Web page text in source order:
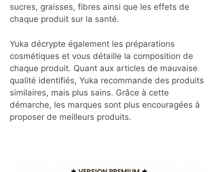
sucres, graisses, fibres ainsi que les effets de
chaque produit sur la santé.
Yuka décrypte également les préparations
cosmétiques et vous détaille la composition de
chaque produit. Quant aux articles de mauvaise
qualité identifiés, Yuka recommande des produits
similaires, mais plus sains. Grâce à cette
démarche, les marques sont plus encouragées à
proposer de meilleurs produits.